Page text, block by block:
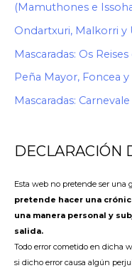
(Mamuthones e
Ondartxuri, Malkorri y
Mascaradas: Os
Peña Mayor, Foncea
Mascaradas:
DECLARACIÓN
Esta web no pretende ser una
pretende hacer una
una manera personal y
salida.
Todo error cometido en dicha
si dicho error causa algún